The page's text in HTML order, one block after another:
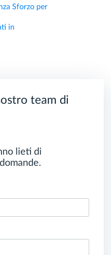
Sforzo per
in
team di
lieti di